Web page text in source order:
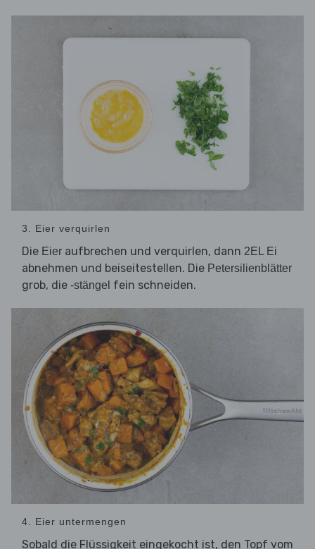
3. Eier verquirlen
Die Eier aufbrechen und verquirlen, dann 2EL Ei
abnehmen und beiseitestellen. Die Petersilienblätter
grob, die -stängel fein schneiden.
4. Eier untermengen
Sobald die Flüssigkeit eingekocht ist, den Topf vom